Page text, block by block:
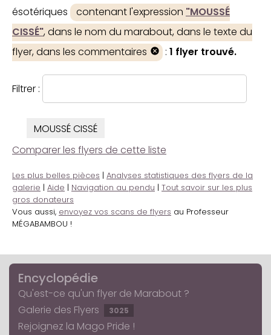
ésotériques
contenant l'expression "MOUSSÉ
CISSÉ", dans le nom du marabout, dans le texte du
flyer, dans les commentaires
: 1 flyer trouvé.
Filtrer :
MOUSSÉ CISSÉ
Comparer les flyers de cette liste
Les plus belles pièces | Analyses statistiques des flyers de la
galerie | Aide | Navigation au pendu | Tout savoir sur les plus
gros donateurs
Vous aussi, envoyez vos scans de flyers au Professeur
MÉGABAMBOU !
Encyclopédie
Qu'est-ce qu'un flyer de Marabout ?
Galerie des Flyers
3025
Rejoignez la Mago Pride !